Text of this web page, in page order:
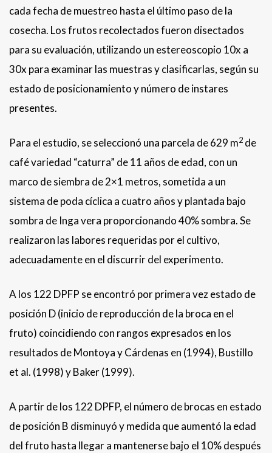
cada fecha de muestreo hasta el último paso de la
cosecha. Los frutos recolectados fueron disectados
para su evaluación, utilizando un estereoscopio 10x a
30x para examinar las muestras y clasificarlas, según su
estado de posicionamiento y número de instares
presentes.
Para el estudio, se seleccionó una parcela de 629 m2 de
café variedad “caturra” de 11 años de edad, con un
marco de siembra de 2×1 metros, sometida a un
sistema de poda cíclica a cuatro años y plantada bajo
sombra de Inga vera proporcionando 40% sombra. Se
realizaron las labores requeridas por el cultivo,
adecuadamente en el discurrir del experimento.
A los 122 DPFP se encontró por primera vez estado de
posición D (inicio de reproducción de la broca en el
fruto) coincidiendo con rangos expresados en los
resultados de Montoya y Cárdenas en (1994), Bustillo
et al. (1998) y Baker (1999).
A partir de los 122 DPFP, el número de brocas en estado
de posición B disminuyó y medida que aumentó la edad
del fruto hasta llegar a mantenerse bajo el 10% después